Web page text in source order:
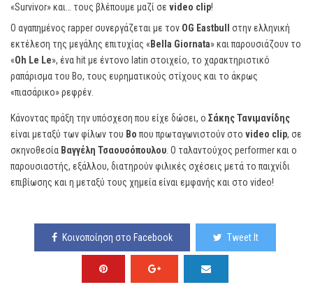
«Survivor» και… τους βλέπουμε μαζί σε video clip!
Ο αγαπημένος rapper συνεργάζεται με τον OG Eastbull
στην ελληνική
εκτέλεση της μεγάλης επιτυχίας « Bella Giornata» και παρουσιάζουν το
«Oh Le Le», ένα hit με έντονο latin στοιχείο, το χαρακτηριστικό
ραπάρισμα του Bo, τους ευρηματικούς στίχους και το άκρως
«πιασάρικο» ρεφρέν.
Κάνοντας πράξη την υπόσχεση που είχε δώσει, ο Σάκης Τανιμανίδης
είναι μεταξύ των φίλων του Boπου πρωταγωνιστούν στο video clip, σε
σκηνοθεσία Βαγγέλη Τσαουσόπουλου . Ο ταλαντούχος performer και ο
παρουσιαστής, εξάλλου, διατηρούν φιλικές σχέσεις μετά το παιχνίδι
επιβίωσης και η μεταξύ τους χημεία είναι εμφανής και στο video!
Κοινοποίηση στο Facebook Tweet It